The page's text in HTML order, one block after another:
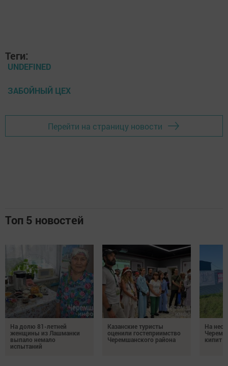
Теги:
UNDEFINED
ЗАБОЙНЫЙ ЦЕХ
Перейти на страницу новости
Топ 5 новостей
На долю 81-летней
женщины из Лашманки
выпало немало
испытаний
Казанские туристы
оценили гостеприимство
Черемшанского района
На
кипит